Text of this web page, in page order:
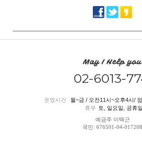
May I Help
02-6013-
운영시간
월~금 / 오전11시~오후4시/
휴무
토, 일요일, 공휴일
예금주 이택근
국민: 676501-04-017208